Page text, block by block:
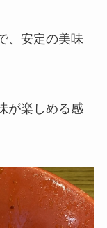
、安定の美味
が楽しめる感